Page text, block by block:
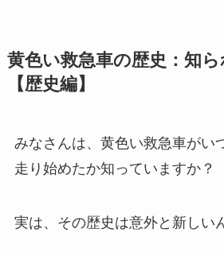
黄色い救急車の歴史：知
【歴史編】
みなさんは、黄色い救急車がい
走り始めたか知っていますか？
実は、その歴史は意外と新しい